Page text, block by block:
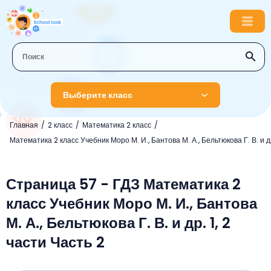
Выберите класс
Главная 2 класс
Математика 2 класс
Математика 2 класс Учебник Моро М. И., Бантова М. А., Бельтюкова Г. В. и
1 класс
Русский язык
Литературное чтение
Окружающий мир
Математика
Английский язык
Информатика
3 класс
Музыка
Окружающий мир
4 класс
Страница 57 - ГДЗ Математика 2
класс Учебник Моро М. И., Бантова
М. А., Бельтюкова Г. В. и др. 1, 2
части Часть 2